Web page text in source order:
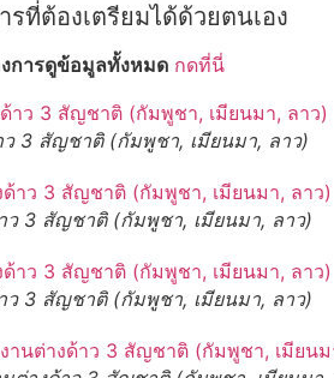
ที่ต้องเตรียมได้ด้วยตนเอง
การดูข้อมูลทั้งหมด กดที่นี่
3 สัญชาติ (กัมพูชา, เมียนมา, ลาว)
3 สัญชาติ (กัมพูชา, เมียนมา, ลาว)
3 สัญชาติ (กัมพูชา, เมียนมา, ลาว)